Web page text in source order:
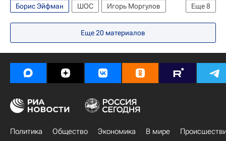
Еще8
Борис Эйфман ШОС
Игорь Моргулов
БРИКС
СНГ Владимир Путин
Ухань
Интервью
Интервью - Авторы
Еще20 материалов
Политика Общество Экономика В мире